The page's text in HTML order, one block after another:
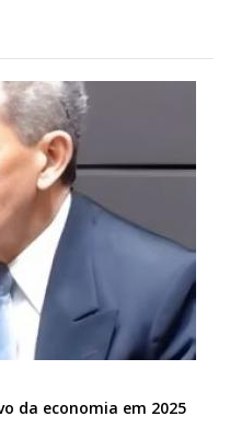
da economia em 2025